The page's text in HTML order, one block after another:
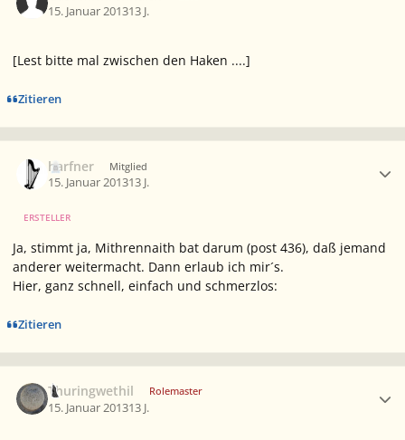
15. Januar 201313 J.
[Lest bitte mal zwischen den Haken ....]
Zitieren
harfner Mitglied
15. Januar 201313 J.
ERSTELLER
Ja, stimmt ja, Mithrennaith bat darum (post 436), daß jemand
anderer weitermacht. Dann erlaub ich mir´s.
Hier, ganz schnell, einfach und schmerzlos:
Zitieren
Thuringwethil Rolemaster
15. Januar 201313 J.